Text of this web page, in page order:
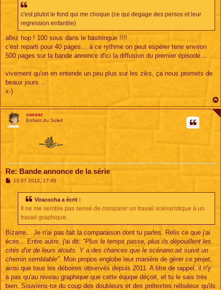
c'est plutot le fond qui me choque (ce qui degage des persos et leur
regression enfantile)
allez hop ! 100 sous dans le bastringue !!!!
c'est reparti pour 40 pages… à ce rythme on peut espérer tenir environ
500 pages sur la bande annonce d'ici la diffusion du premier épisode…
vivement qu'on en entende un peu plus sur les ziks, ça nous promets de
beaux jours…
x-)
caesar
Enfant du Soleil
Re: Bande annonce de la série
M
13 07 2012, 17:45
Viracocha a écrit :
Il ne me semble pas sensé de comparer un travail scénaristique à un
travail graphique.
Bizarre... Je n'ai pas fait la comparaison dont tu parles. Relis ce que j'ai
écris... Entre autre, j'ai dit: "Plus le temps passe, plus ils dépouillent les
cités d'or de leurs atouts. Y a des chances que le scénario ait suivit un
chemin semblable" . Mon propos englobe leur manière de gérer ce projet,
ainsi que tous les déboires observés depuis 2011. A titre de rappel, il n'y
a pas qu'au niveau graphique que cette équipe déçoit, et tu le sais très
bien. Souviens-toi du coup des doubleurs et des prétextes nébuleux qu'ils